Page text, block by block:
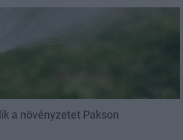
a növényzetet Pakson